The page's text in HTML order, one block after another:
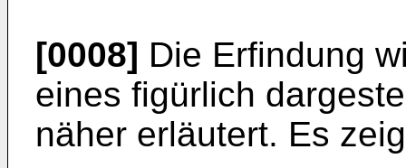
[0008] Die Erfindung
eines figürlich
näher erläutert. Es